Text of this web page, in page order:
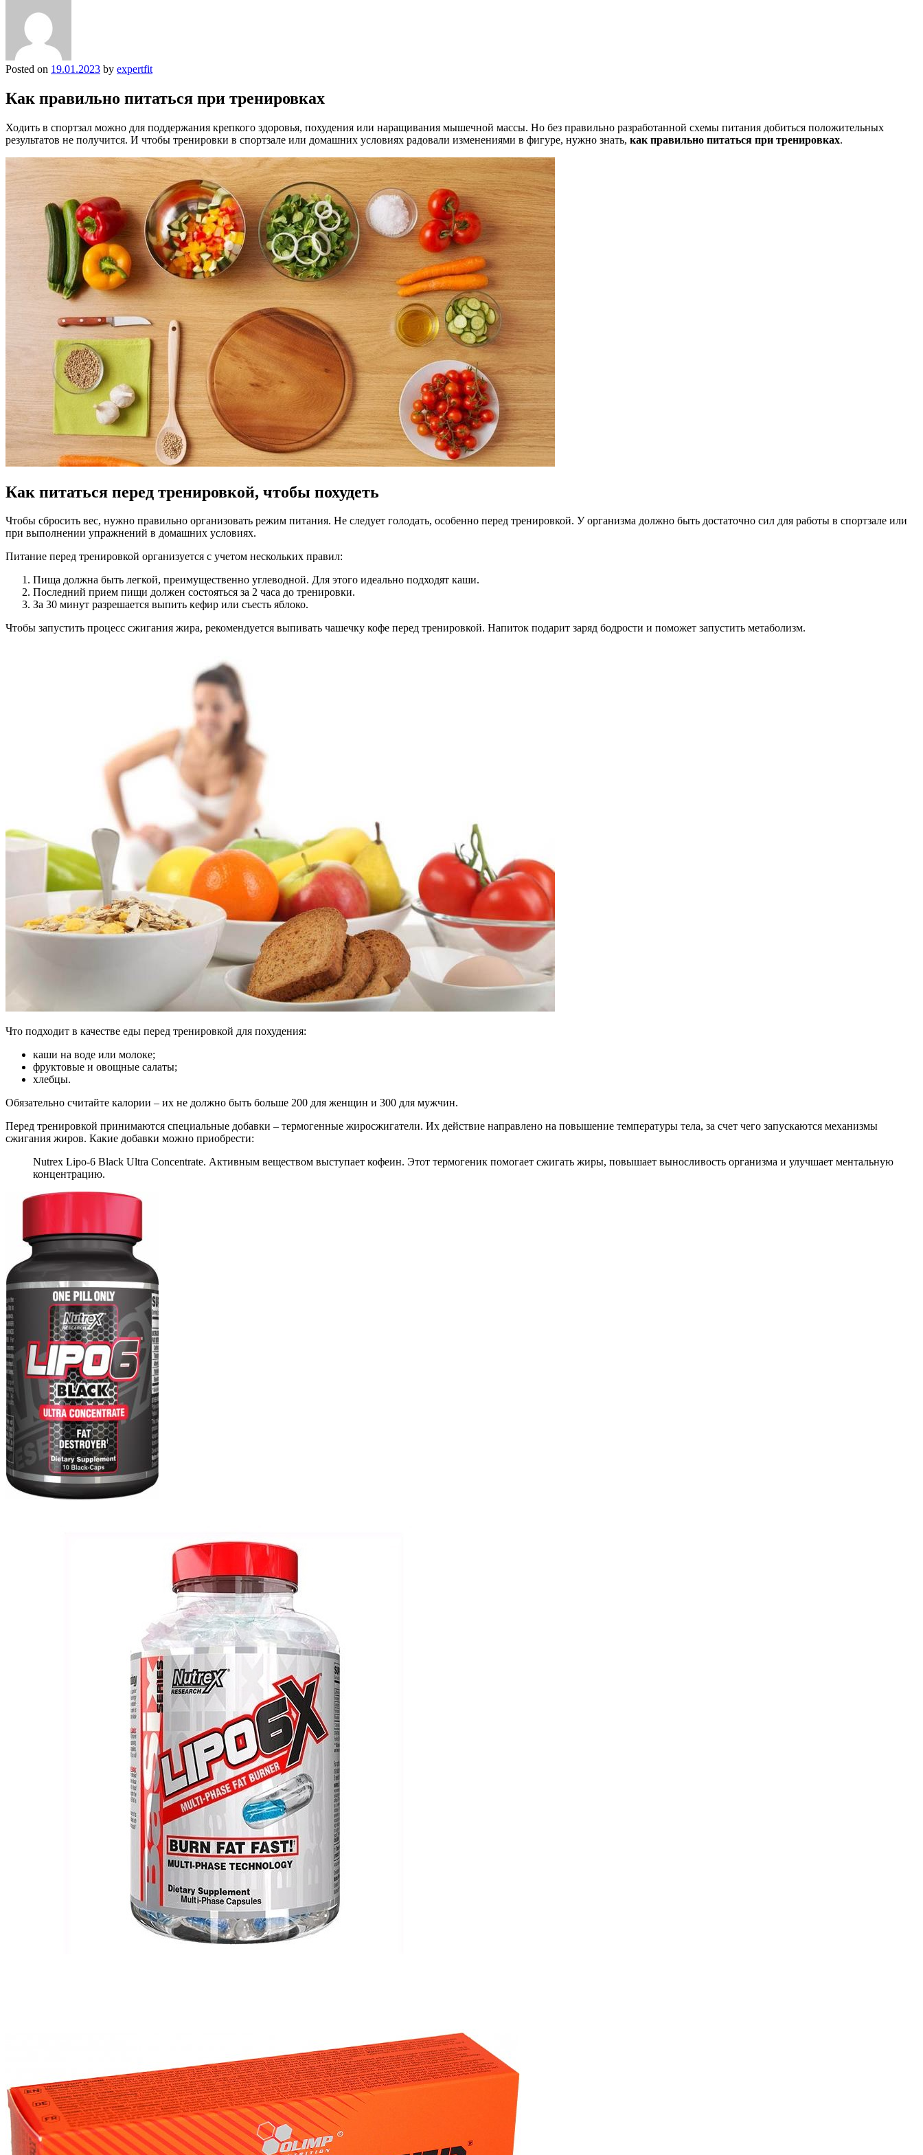
Posted on 19.01.2023 by expertfit
Как правильно питаться при тренировках
Ходить в спортзал можно для поддержания крепкого здоровья, похудения или наращивания мышечной массы. Но без правильно разработанной схемы питания добиться положительных
результатов не получится. И чтобы тренировки в спортзале или домашних условиях радовали изменениями в фигуре, нужно знать, как правильно питаться при тренировках.
Как питаться перед тренировкой, чтобы похудеть
Чтобы сбросить вес, нужно правильно организовать режим питания. Не следует голодать, особенно перед тренировкой. У организма должно быть достаточно сил для работы в спортзале или
при выполнении упражнений в домашних условиях.
Питание перед тренировкой организуется с учетом нескольких правил:
Пища должна быть легкой, преимущественно углеводной. Для этого идеально подходят каши.
Последний прием пищи должен состояться за 2 часа до тренировки.
За 30 минут разрешается выпить кефир или съесть яблоко.
Чтобы запустить процесс сжигания жира, рекомендуется выпивать чашечку кофе перед тренировкой. Напиток подарит заряд бодрости и поможет запустить метаболизм.
Что подходит в качестве еды перед тренировкой для похудения:
каши на воде или молоке;
фруктовые и овощные салаты;
хлебцы.
Обязательно считайте калории – их не должно быть больше 200 для женщин и 300 для мужчин.
Перед тренировкой принимаются специальные добавки – термогенные жиросжигатели. Их действие направлено на повышение температуры тела, за счет чего запускаются механизмы
сжигания жиров. Какие добавки можно приобрести:
Nutrex Lipo-6 Black Ultra Concentrate. Активным веществом выступает кофеин. Этот термогеник помогает сжигать жиры, повышает выносливость организма и улучшает ментальную
концентрацию.